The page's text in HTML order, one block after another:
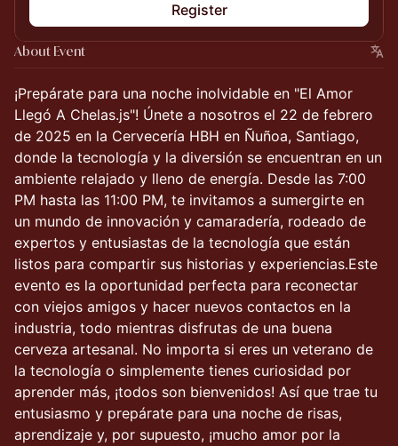
Register
About Event
¡Prepárate para una noche inolvidable en "El Amor
Llegó A Chelas.js"! Únete a nosotros el 22 de febrero
de 2025 en la Cervecería HBH en Ñuñoa, Santiago,
donde la tecnología y la diversión se encuentran en un
ambiente relajado y lleno de energía. Desde las 7:00
PM hasta las 11:00 PM, te invitamos a sumergirte en
un mundo de innovación y camaradería, rodeado de
expertos y entusiastas de la tecnología que están
listos para compartir sus historias y experiencias.Este
evento es la oportunidad perfecta para reconectar
con viejos amigos y hacer nuevos contactos en la
industria, todo mientras disfrutas de una buena
cerveza artesanal. No importa si eres un veterano de
la tecnología o simplemente tienes curiosidad por
aprender más, ¡todos son bienvenidos! Así que trae tu
entusiasmo y prepárate para una noche de risas,
aprendizaje y, por supuesto, ¡mucho amor por la